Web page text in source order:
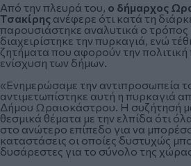
Από την πλευρά του, ο δήμαρχος
Τσακίρης ανέφερε ότι κατά τη
παρουσιάστηκε αναλυτικά ο τρόπος
διαχειρίστηκε την πυρκαγιά, ενώ
ζητήματα που αφορούν την πολιτική
ενίσχυση των δήμων.
«Ενημερώσαμε την αντιπροσωπεία
αντιμετωπίστηκε αυτή η πυρκαγιά
Δήμου Ωραιοκάστρου. Η συζήτησή
θεσμικά θέματα με την ελπίδα ότι
στο ανώτερο επίπεδο για να
καταστάσεις οι οποίες δυστυχώς
δυσάρεστες για το σύνολο της